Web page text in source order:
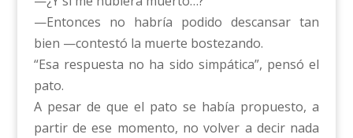
—Entonces no habría podido descansar tan
bien —contestó la muerte bostezando.
“Esa respuesta no ha sido simpática”, pensó el
pato.
A pesar de que el pato se había propuesto, a
partir de ese momento, no volver a decir nada